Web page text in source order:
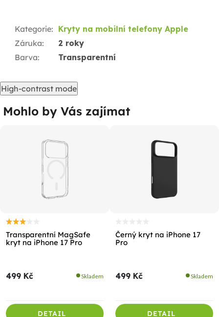
Kategorie: Kryty na mobilní telefony Apple
Záruka:
2 roky
Barva: Transparentní
High-contrast mode
Mohlo by Vás zajímat
Transparentní MagSafe
kryt na iPhone 17 Pro
499 Kč Skladem
DETAIL
Černý kryt na iPhone 17
Pro
499 Kč Skladem
DETAIL